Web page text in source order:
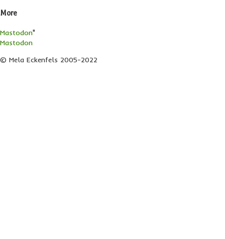
More
Mastodon"
Mastodon
© Mela Eckenfels 2005-2022